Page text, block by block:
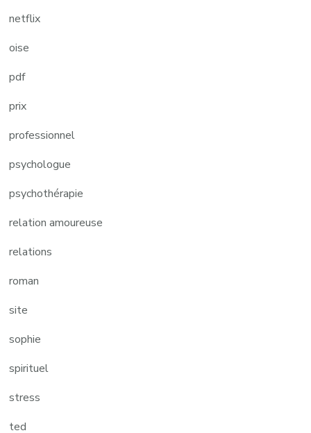
netflix
oise
pdf
prix
professionnel
psychologue
psychothérapie
relation amoureuse
relations
roman
site
sophie
spirituel
stress
ted